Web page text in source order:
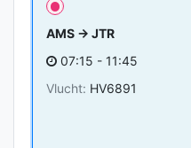
AMS → JTR
07:15 - 11:45
Vlucht: HV6891